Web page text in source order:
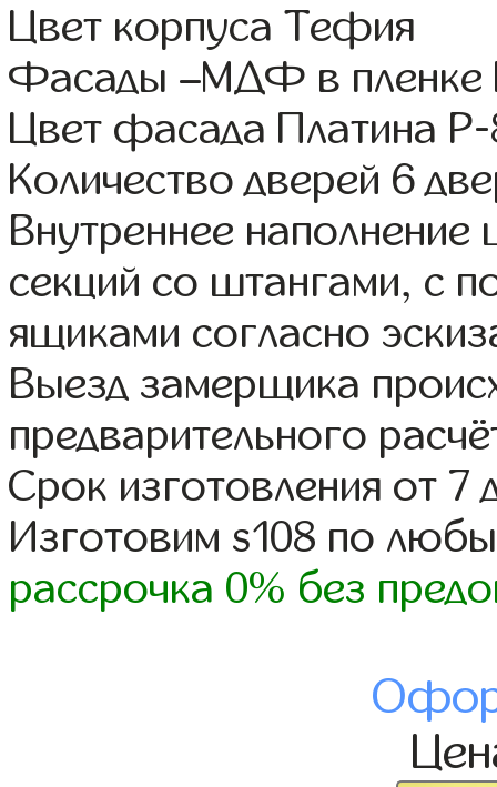
Цвет корпуса Тефия
Фасады –МДФ в пленке
Цвет фасада Платина
Количество дверей 6
Внутреннее
секций со штангами, с
ящиками согласно
Выезд замерщика
предварительного
Срок изготовления от 7
Изготовим s108 по
рассрочка 0% без